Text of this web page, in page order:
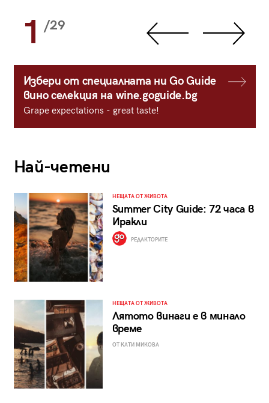
1 /29
Избери от специалната ни Go Guide
вино селекция на wine.goguide.bg
Grape expectations - great taste!
Най-четени
НЕЩАТА ОТ ЖИВОТА
Summer City Guide: 72 часа в
Иракли
РЕДАКТОРИТЕ
НЕЩАТА ОТ ЖИВОТА
Лятото винаги е в минало
време
ОТ КАТИ МИКОВА